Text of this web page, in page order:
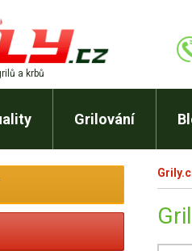
a krbů
Grilování